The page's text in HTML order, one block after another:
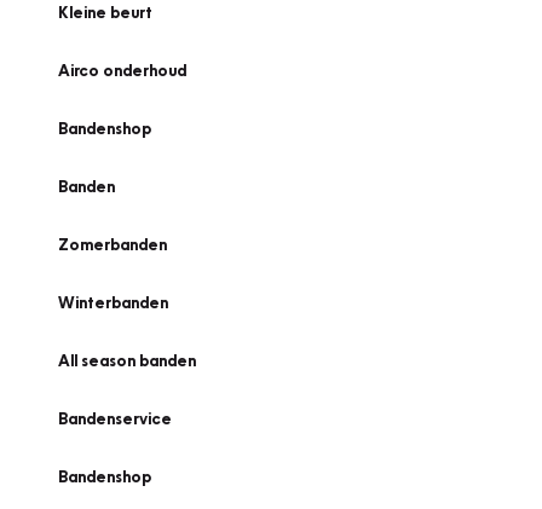
Kleine beurt
Airco onderhoud
Bandenshop
Banden
Zomerbanden
Winterbanden
All season banden
Bandenservice
Bandenshop